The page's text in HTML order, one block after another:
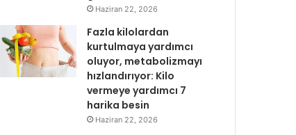
Haziran 22, 2026
Fazla kilolardan
kurtulmaya yardımcı
oluyor, metabolizmayı
hızlandırıyor: Kilo
vermeye yardımcı 7
harika besin
Haziran 22, 2026